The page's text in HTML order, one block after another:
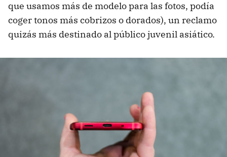
que usamos más de modelo para las fotos, podía
coger tonos más cobrizos o dorados), un reclamo
quizás más destinado al público juvenil asiático.